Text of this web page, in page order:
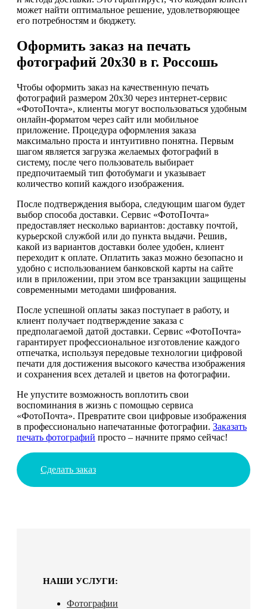
может найти оптимальное решение, удовлетворяющее
его потребностям и бюджету.
Оформить заказ на печать
фотографий 20х30 в г. Россошь
Чтобы оформить заказ на качественную печать
фотографий размером 20х30 через интернет-сервис
«ФотоПочта», клиенты могут воспользоваться удобным
онлайн-форматом через сайт или мобильное
приложение. Процедура оформления заказа
максимально проста и интуитивно понятна. Первым
шагом является загрузка желаемых фотографий в
систему, после чего пользователь выбирает
предпочитаемый тип фотобумаги и указывает
количество копий каждого изображения.
После подтверждения выбора, следующим шагом будет
выбор способа доставки. Сервис «ФотоПочта»
предоставляет несколько вариантов: доставку почтой,
курьерской службой или до пункта выдачи. Решив,
какой из вариантов доставки более удобен, клиент
переходит к оплате. Оплатить заказ можно безопасно и
удобно с использованием банковской карты на сайте
или в приложении, при этом все транзакции защищены
современными методами шифрования.
После успешной оплаты заказ поступает в работу, и
клиент получает подтверждение заказа с
предполагаемой датой доставки. Сервис «ФотоПочта»
гарантирует профессиональное изготовление каждого
отпечатка, используя передовые технологии цифровой
печати для достижения высокого качества изображения
и сохранения всех деталей и цветов на фотографии.
Не упустите возможность воплотить свои
воспоминания в жизнь с помощью сервиса
«ФотоПочта». Превратите свои цифровые изображения
в профессионально напечатанные фотографии. Заказать
печать фотографий просто – начните прямо сейчас!
Сделать заказ
НАШИ УСЛУГИ:
Фотографии